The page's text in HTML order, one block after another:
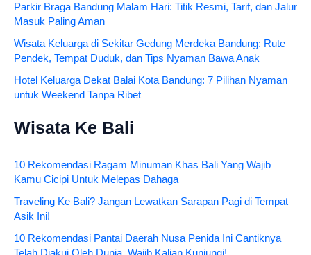
Parkir Braga Bandung Malam Hari: Titik Resmi, Tarif, dan Jalur
Masuk Paling Aman
Wisata Keluarga di Sekitar Gedung Merdeka Bandung: Rute
Pendek, Tempat Duduk, dan Tips Nyaman Bawa Anak
Hotel Keluarga Dekat Balai Kota Bandung: 7 Pilihan Nyaman
untuk Weekend Tanpa Ribet
Wisata Ke Bali
10 Rekomendasi Ragam Minuman Khas Bali Yang Wajib
Kamu Cicipi Untuk Melepas Dahaga
Traveling Ke Bali? Jangan Lewatkan Sarapan Pagi di Tempat
Asik Ini!
10 Rekomendasi Pantai Daerah Nusa Penida Ini Cantiknya
Telah Diakui Oleh Dunia, Wajib Kalian Kunjungi!